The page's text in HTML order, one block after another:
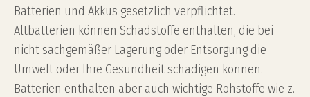
Batterien und Akkus gesetzlich verpflichtet.
Altbatterien können Schadstoffe enthalten, die bei
nicht sachgemäßer Lagerung oder Entsorgung die
Umwelt oder Ihre Gesundheit schädigen können.
Batterien enthalten aber auch wichtige Rohstoffe wie z.